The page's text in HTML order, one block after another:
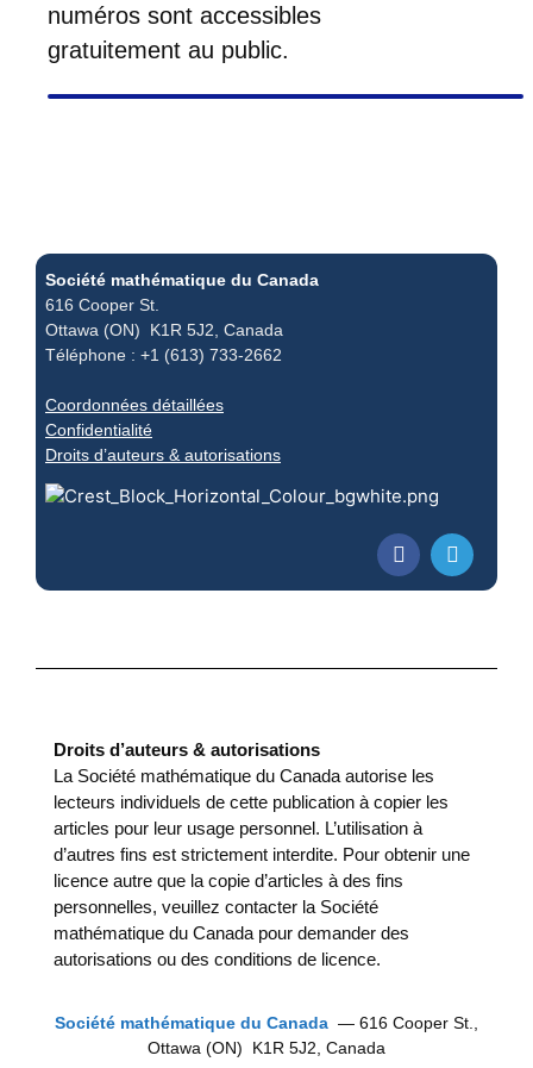
numéros sont accessibles
gratuitement au public.
Société mathématique du Canada
616 Cooper St.
Ottawa (ON) K1R 5J2, Canada
Téléphone : +1 (613) 733-2662
Coordonnées détaillées
Confidentialité
Droits d’auteurs & autorisations
Droits d’auteurs & autorisations
La Société mathématique du Canada autorise les
lecteurs individuels de cette publication à copier les
articles pour leur usage personnel. L’utilisation à
d’autres fins est strictement interdite. Pour obtenir une
licence autre que la copie d’articles à des fins
personnelles, veuillez contacter la Société
mathématique du Canada pour demander des
autorisations ou des conditions de licence.
Société mathématique du Canada — 616 Cooper St.,
Ottawa (ON) K1R 5J2, Canada